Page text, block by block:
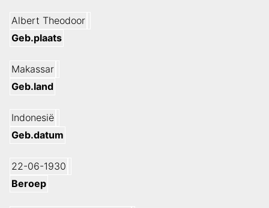
Albert Theodoor
Geb.plaats
Makassar
Geb.land
Indonesië
Geb.datum
22-06-1930
Beroep